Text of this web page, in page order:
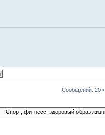
Сообщений: 20 •